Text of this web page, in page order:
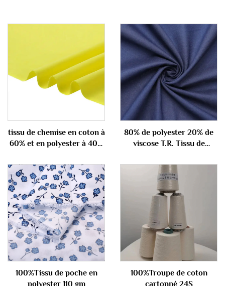
tissu de chemise en coton à
60% et en polyester à 40%
80% de polyester 20% de
viscose T.R. Tissu de
100%Tissu de poche en
polyester 110 gm
100%Troupe de coton
cartonné 24S